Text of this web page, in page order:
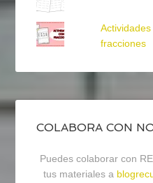
fracciones
COLABORA CON
Puedes colaborar con
tus materiales a